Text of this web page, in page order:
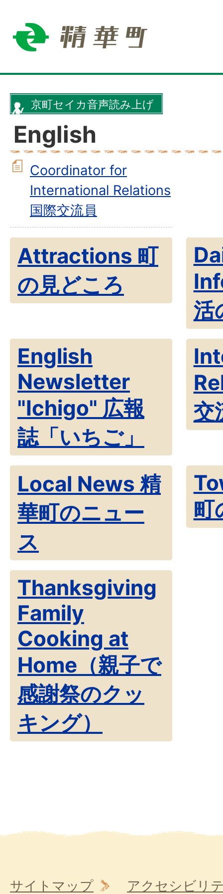
京町セイカ音声読み上げ
English
Coordinator for
International Relations
国際交流員
Attractions 町
の見どころ
活
English
Newsletter
"Ichigo" 広報
誌「いちご」
交
Local News 精
華町のニュー
ス
町
Thanksgiving
Family
Cooking at
Home（親子で
感謝祭のクッ
キング）
サイトマップ アクセシビリ